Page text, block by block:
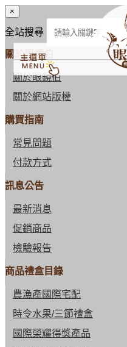
×
全站搜尋
關於眼鏡伯
關於眼鏡伯
關於網站版權
購買指南
常見問題
付款方式
訊息公告
最新消息
促銷商品
檢驗報告
商品禮盒目錄
農漁產國際宅配
時令水果/三節禮盒
國際榮耀得獎產品